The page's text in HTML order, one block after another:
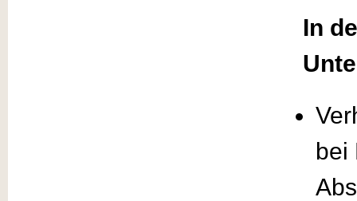
In
bei